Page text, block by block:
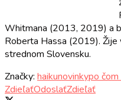
Whitmana (2013, 2019) a
Roberta Hassa (2019). Žije
strednom Slovensku.
Značky: haikunovinkypo čom
ZdieľaťOdoslaťZdieľať